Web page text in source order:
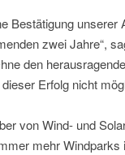
Bestätigung unserer
zwei Jahre“,
den
Erfolg nicht
von Wind- und
mehr